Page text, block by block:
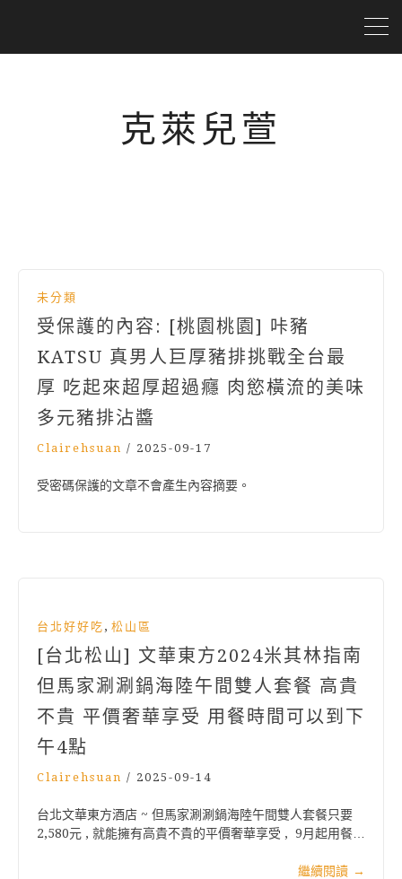
克萊兒萱
未分類
受保護的內容: [桃園桃園] 咔豬
KATSU 真男人巨厚豬排挑戰全台最
厚 吃起來超厚超過癮 肉慾橫流的美味
多元豬排沾醬
Clairehsuan / 2025-09-17
受密碼保護的文章不會產生內容摘要。
台北好好吃 , 松山區
[台北松山] 文華東方2024米其林指南
但馬家涮涮鍋海陸午間雙人套餐 高貴
不貴 平價奢華享受 用餐時間可以到下
午4點
Clairehsuan / 2025-09-14
台北文華東方酒店 ~ 但馬家涮涮鍋海陸午間雙人套餐只要
2,580元 , 就能擁有高貴不貴的平價奢華享受 , 9月起用餐…
繼續閱讀 →